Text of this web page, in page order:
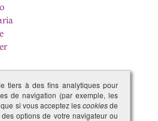
tiers à des fins analytiques pour
de navigation (par exemple, les
si vous acceptez lescookiesde
options de votre navigateur ou